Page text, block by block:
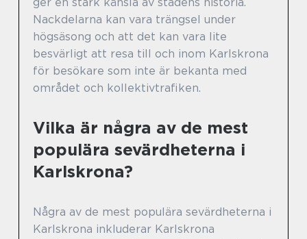
Nackdelarna kan vara trängsel under
högsäsong och att det kan vara lite
besvärligt att resa till och inom Karlskrona
för besökare som inte är bekanta med
området och kollektivtrafiken.
Vilka är några av de mest
populära sevärdheterna i
Karlskrona?
Några av de mest populära sevärdheterna i
Karlskrona inkluderar Karlskrona